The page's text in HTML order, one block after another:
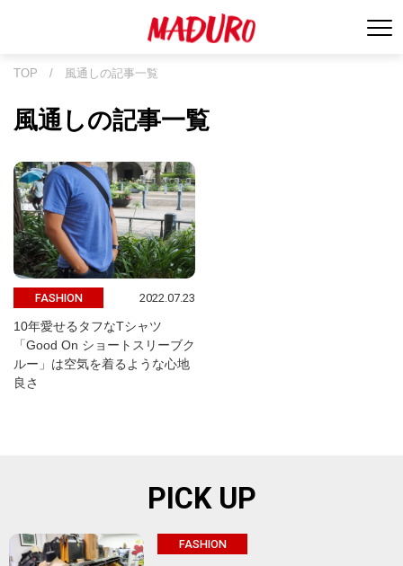
TOP / 風通しの記事一覧
風通しの記事一覧
FASHION 2022.07.23
10年愛せるタフなTシャツ
「Good On ショートスリーブク
ルー」は空気を着るような心地
良さ
PICK UP
FASHION